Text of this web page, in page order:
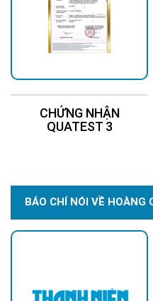
CHỨNG NHẬN
QUATEST 3
BÁO CHÍ NÓI VỀ HOÀNG